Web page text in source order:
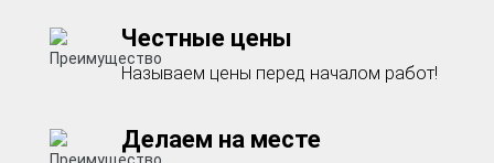
Честные цены
Называем цены перед началом работ!
Делаем на месте